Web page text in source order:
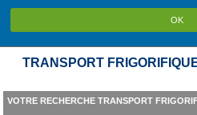
OK
TRANSPORT
VOTRE RECHERCHE TRANSPORT